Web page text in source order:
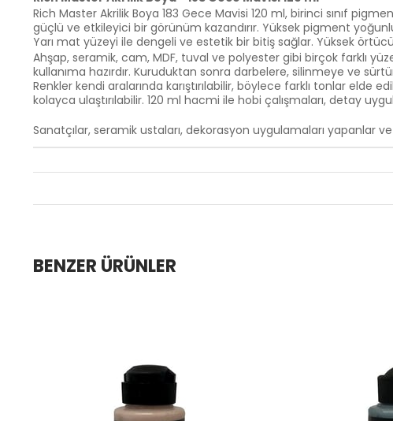
Rich Master Akrilik Boya 183 Gece Mavisi 120 ml, birinci sınıf
güçlü ve etkileyici bir görünüm kazandırır. Yüksek pigment
Yarı mat yüzeyi ile dengeli ve estetik bir bitiş sağlar. Yüksek
Ahşap, seramik, cam, MDF, tuval ve polyester gibi birçok farklı
kullanıma hazırdır. Kuruduktan sonra darbelere, silinmeye ve
Renkler kendi aralarında karıştırılabilir, böylece farklı tonlar elde
kolayca ulaştırılabilir. 120 ml hacmi ile hobi çalışmaları, detay
Sanatçılar, seramik ustaları, dekorasyon uygulamaları yapanlar
BENZER ÜRÜNLER